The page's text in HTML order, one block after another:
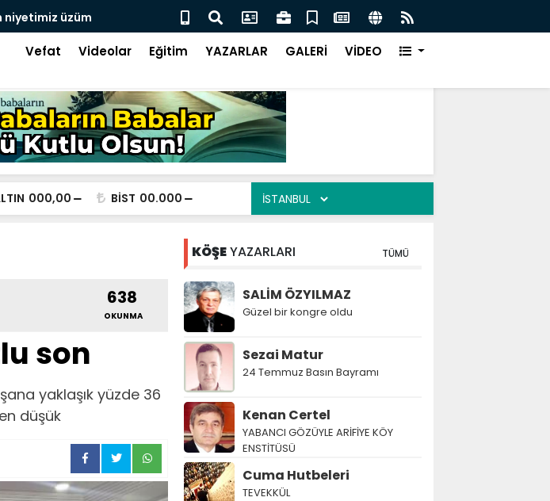
KÜÇÜCEKLİ EKER AİLESİNİN ACILI GÜNÜ
Vefat Videolar Eğitim YAZARLAR GALERİ VİDEO
000,00 BİST 00.000
638
OKUNMA
son
yaklaşık yüzde 36
düşük
KÖŞEYAZARLARI TÜMÜ
SALİM ÖZYILMAZ
Güzel bir kongre oldu
Sezai Matur
24 Temmuz Basın Bayramı
Kenan Certel
YABANCI GÖZÜYLE ARİFİYE KÖY
ENSTİTÜSÜ
Cuma Hutbeleri
TEVEKKÜL